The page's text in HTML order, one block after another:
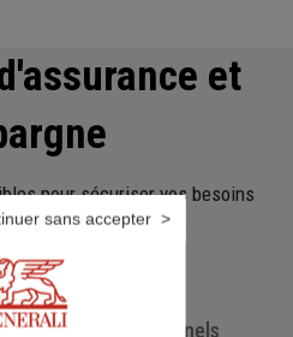
et
pour sécuriser vos besoins
ceux de demain.
Pour les professionnels
sans accepter